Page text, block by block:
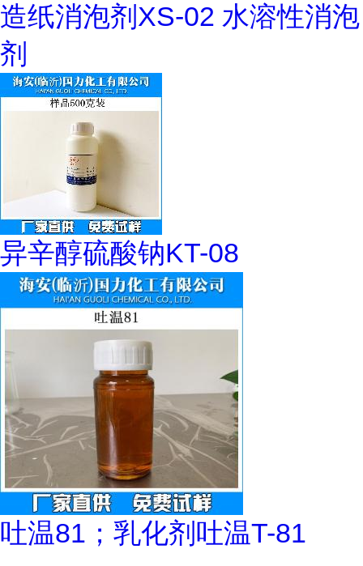
造纸消泡剂XS-02 水溶性消泡
剂
异辛醇硫酸钠KT-08
吐温81；乳化剂吐温T-81